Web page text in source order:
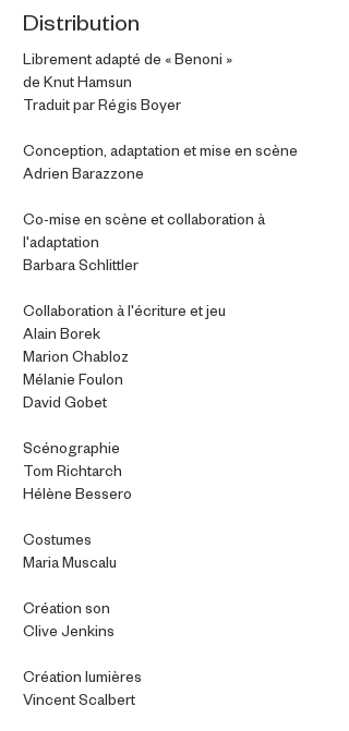
Distribution
Librement adapté de « Benoni »
de Knut Hamsun
Traduit par Régis Boyer
Conception, adaptation et mise en scène
Adrien Barazzone
Co-mise en scène et collaboration à
l'adaptation
Barbara Schlittler
Collaboration à l'écriture et jeu
Alain Borek
Marion Chabloz
Mélanie Foulon
David Gobet
Scénographie
Tom Richtarch
Hélène Bessero
Costumes
Maria Muscalu
Création son
Clive Jenkins
Création lumières
Vincent Scalbert